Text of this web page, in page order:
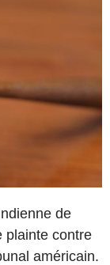
de
plainte contre
américain.